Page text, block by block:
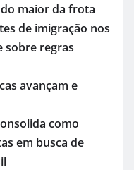
maior da frota
de imigração nos
sobre regras
avançam e
como
em busca de